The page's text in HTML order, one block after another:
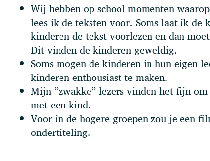
Wij hebben op school momenten
lees ik de teksten voor. Soms laat ik de
kinderen de tekst voorlezen en dan
Dit vinden de kinderen geweldig.
Soms mogen de kinderen in hun eigen
kinderen enthousiast te maken.
Mijn ”zwakke” lezers vinden het fijn
met een kind.
Voor in de hogere groepen zou je een
ondertiteling.